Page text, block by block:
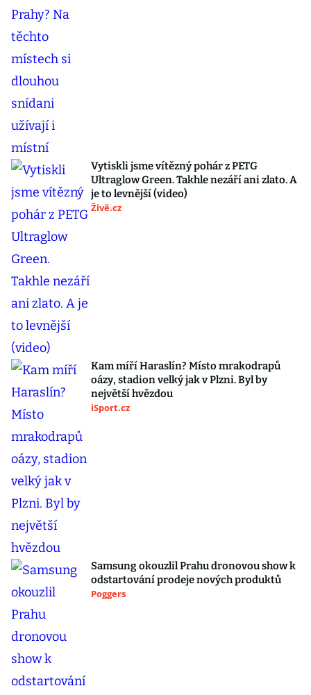
Vytiskli jsme vítězný pohár z PETG
Ultraglow Green. Takhle nezáří ani zlato. A
je to levnější (video)
Živě.cz
Kam míří Haraslín? Místo mrakodrapů
oázy, stadion velký jak v Plzni. Byl by
největší hvězdou
iSport.cz
Samsung okouzlil Prahu dronovou show k
odstartování prodeje nových produktů
Poggers